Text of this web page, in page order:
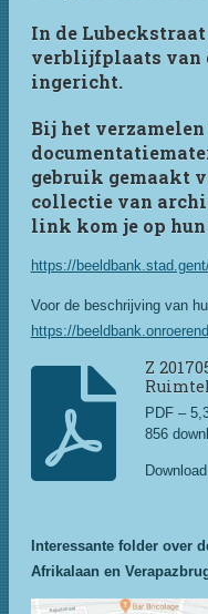
In de
verblijfplaats van
ingericht.
Bij het verzamelen
gebruik gemaakt
collectie van
link kom je op
https://
Voor de beschrijving van
https://
Z
PDF –
856
Download
Interessante folder over
Afrikalaan en